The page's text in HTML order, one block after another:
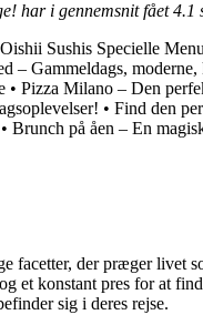
har i gennemsnit fået4.1
Sushis Specielle
– Gammeldags, moderne,
• Pizza Milano – Den
• Find den
• Brunch på åen – En
facetter, der præger
et konstant pres for at
sig i deres rejse.